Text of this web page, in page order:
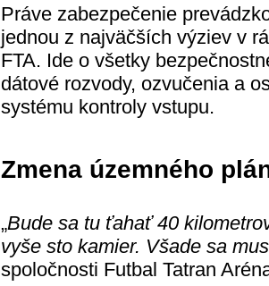
Práve zabezpečenie
jednou z najväčších výziev v
FTA. Ide o všetky
dátové rozvody, ozvučenia a
systému kontroly vstupu.
Zmena územného
„Bude sa tu ťahať 40
vyše sto kamier. Všade sa
spoločnosti Futbal Tatran